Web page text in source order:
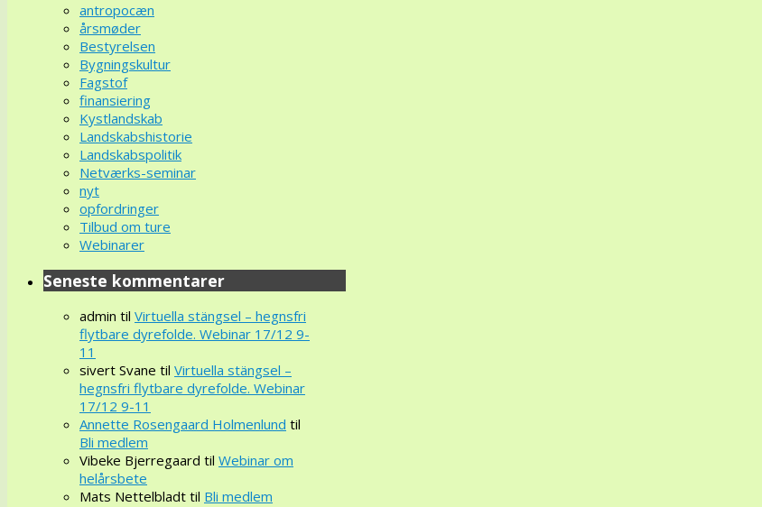
antropocæn
årsmøder
Bestyrelsen
Bygningskultur
Fagstof
finansiering
Kystlandskab
Landskabshistorie
Landskabspolitik
Netværks-seminar
nyt
opfordringer
Tilbud om ture
Webinarer
Seneste kommentarer
admin til Virtuella stängsel – hegnsfri
flytbare dyrefolde. Webinar 17/12 9-
11
sivert Svane til Virtuella stängsel –
hegnsfri flytbare dyrefolde. Webinar
17/12 9-11
Annette Rosengaard Holmenlund til
Bli medlem
Vibeke Bjerregaard til Webinar om
helårsbete
Mats Nettelbladt til Bli medlem